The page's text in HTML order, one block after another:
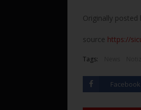
Originally posted
source https://
Tags:
Facebook